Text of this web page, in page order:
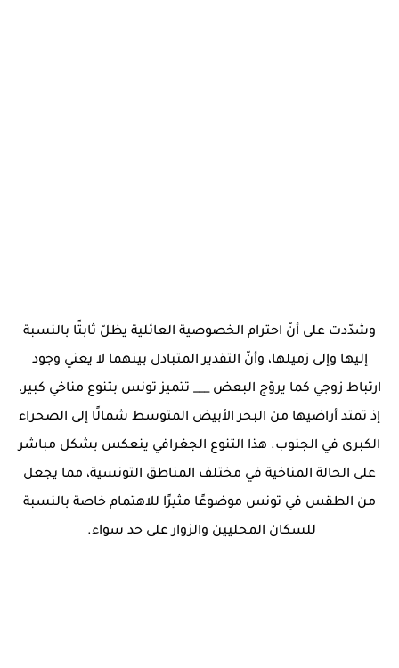
وشدّدت على أنّ احترام الخصوصية العائلية يظلّ ثابتًا بالنسبة
إليها وإلى زميلها، وأنّ التقدير المتبادل بينهما لا يعني وجود
ارتباط زوجي كما يروّج البعض ___ تتميز تونس بتنوع مناخي كبير،
إذ تمتد أراضيها من البحر الأبيض المتوسط شمالًا إلى الصحراء
الكبرى في الجنوب. هذا التنوع الجغرافي ينعكس بشكل مباشر
على الحالة المناخية في مختلف المناطق التونسية، مما يجعل
من الطقس في تونس موضوعًا مثيرًا للاهتمام خاصة بالنسبة
للسكان المحليين والزوار على حد سواء.